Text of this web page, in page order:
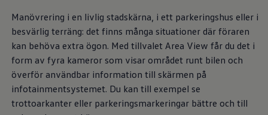
Förmåner och erbjudanden
Frågor och svar
Reseförsäkring
Viktig kundinformation
Mobilitetsgaranti
Varnings- och kontrollampor
Återkallelser
2G/3G-nätet stängs ned – hur påverkas min
Dieselfrågan
Mjukvaruuppdatering för förbränningsbilar
Manövrering i en livlig stadskärna, i ett parkeringshus eller i
besvärlig terräng: det finns många situationer där föraren
kan behöva extra ögon. Med tillvalet Area View får du det i
form av fyra kameror som visar området runt bilen och
överför användbar information till skärmen på
infotainmentsystemet. Du kan till exempel se
trottoarkanter eller parkeringsmarkeringar bättre och till